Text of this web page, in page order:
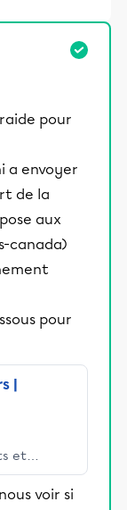
pour
a envoyer
de la
aux
canada)
pour
|
et
les élèves
voir si